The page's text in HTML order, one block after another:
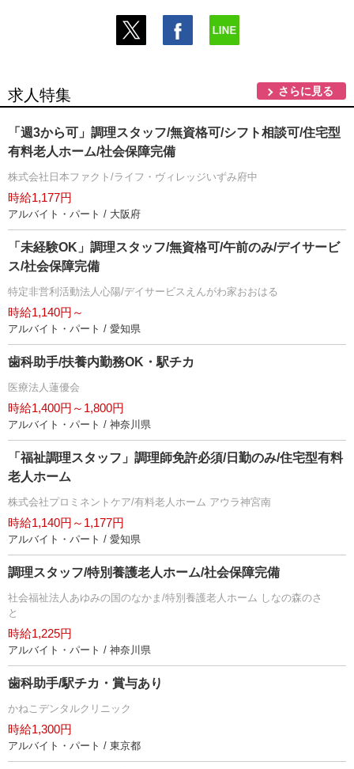
求人特集 さらに見る
「週3から可」調理スタッフ/無資格可/シフト相談可/住宅型
有料老人ホーム/社会保障完備
株式会社日本ファクト/ライフ・ヴィレッジいずみ府中
時給1,177円
アルバイト・パート / 大阪府
「未経験OK」調理スタッフ/無資格可/午前のみ/デイサービ
ス/社会保障完備
特定非営利活動法人心陽/デイサービスえんがわ家おおはる
時給1,140円～
アルバイト・パート / 愛知県
歯科助手/扶養内勤務OK・駅チカ
医療法人蓮優会
時給1,400円～1,800円
アルバイト・パート / 神奈川県
「福祉調理スタッフ」調理師免許必須/日勤のみ/住宅型有料
老人ホーム
株式会社プロミネントケア/有料老人ホーム アウラ神宮南
時給1,140円～1,177円
アルバイト・パート / 愛知県
調理スタッフ/特別養護老人ホーム/社会保障完備
社会福祉法人あゆみの国のなかま/特別養護老人ホーム しなの森のさ
と
時給1,225円
アルバイト・パート / 神奈川県
歯科助手/駅チカ・賞与あり
かねこデンタルクリニック
時給1,300円
アルバイト・パート / 東京都